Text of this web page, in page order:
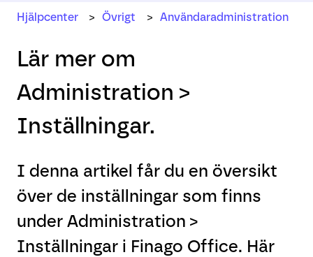
Hjälpcenter Övrigt Användaradministration
Lär mer om
Administration >
Inställningar.
I denna artikel får du en översikt
över de inställningar som finns
under Administration >
Inställningar i Finago Office. Här